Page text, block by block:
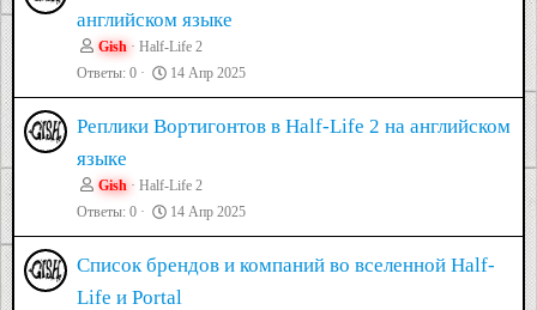
английском языке
Gish
Half-Life 2
Ответы 0 14 Апр 2025
Реплики Вортигонтов в Half-Life 2 на английском
языке
Gish
Half-Life 2
Ответы 0 14 Апр 2025
Список брендов и компаний во вселенной Half-
Life и Portal